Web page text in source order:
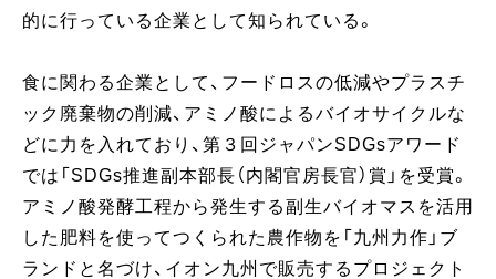
的に行っている企業として知られている。
食に関わる企業として、フードロスの低減やプラスチ
ック廃棄物の削減、アミノ酸によるバイオサイクルな
どに力を入れており、第３回ジャパンSDGsアワード
では「SDGs推進副本部長（内閣官房長官）賞」を受賞。
アミノ酸発酵工程から発生する副生バイオマスを活用
した肥料を使ってつくられた農作物を「九州力作」ブ
ランドと名づけ、イオン九州で販売するプロジェクト